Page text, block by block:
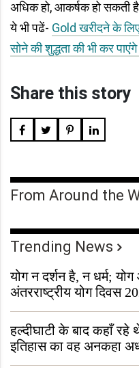
अधिक हो, आकर्षक हो सकती
ये भी पढें- Gold खरीदने के
सोने की शुद्धता की भी कर
Share this story
From Around the
Trending News
योग न दर्शन है, न धर्म;
अंतरराष्ट्रीय योग दिवस
हल्दीघाटी के बाद कहाँ रहे
इतिहास का वह अनकहा
जीवित है